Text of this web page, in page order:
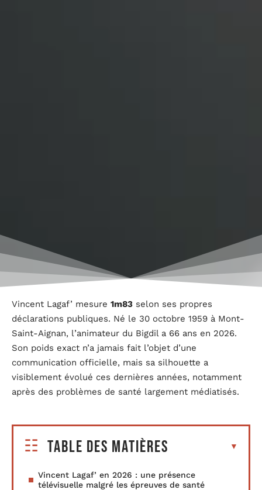
Vincent Lagaf’ mesure 1m83 selon ses propres
déclarations publiques. Né le 30 octobre 1959 à Mont-
Saint-Aignan, l’animateur du Bigdil a 66 ans en 2026.
Son poids exact n’a jamais fait l’objet d’une
communication officielle, mais sa silhouette a
visiblement évolué ces dernières années, notamment
après des problèmes de santé largement médiatisés.
Table des matières
Vincent Lagaf’ en 2026 : une présence
télévisuelle malgré les épreuves de santé